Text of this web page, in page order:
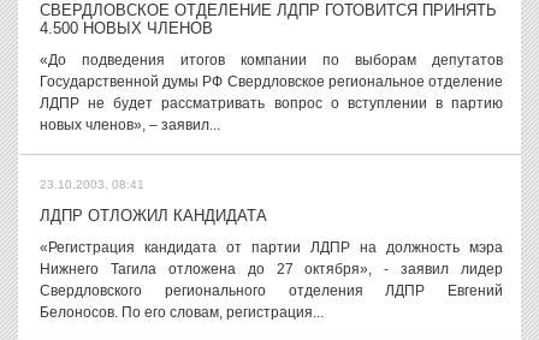
СВЕРДЛОВСКОЕ ОТДЕЛЕНИЕ ЛДПР ГОТОВИТСЯ ПРИНЯТЬ
4.500 НОВЫХ ЧЛЕНОВ
«До подведения итогов компании по выборам депутатов
Государственной думы РФ Свердловское региональное отделение
ЛДПР не будет рассматривать вопрос о вступлении в партию
новых членов», – заявил...
23.10.2003, 08:41
ЛДПР ОТЛОЖИЛ КАНДИДАТА
«Регистрация кандидата от партии ЛДПР на должность мэра
Нижнего Тагила отложена до 27 октября», - заявил лидер
Свердловского регионального отделения ЛДПР Евгений
Белоносов. По его словам, регистрация...